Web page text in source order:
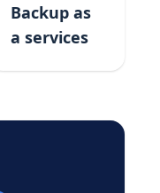
Backup as
a services